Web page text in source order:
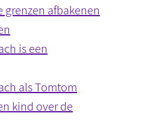
grenzen afbakenen
is een
als Tomtom
kind over de